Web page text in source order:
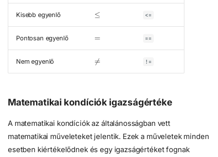
Kisebb egyenlő <=
Pontosan egyenlő ==
Nem egyenlő
≠
!=
Matematikai kondíciók igazságértéke
A matematikai kondíciók az általánosságban vett
matematikai műveleteket jelentik. Ezek a műveletek minden
esetben kiértékelődnek és egy igazságértéket fognak